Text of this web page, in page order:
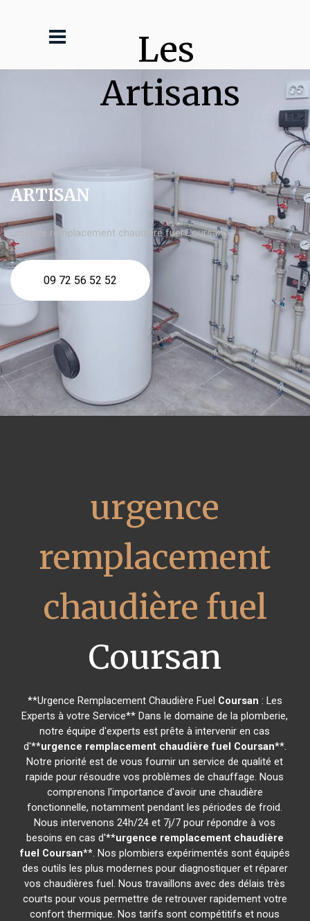
Les
Artisans
ARTISAN
urgence remplacement chaudière fuel Coursan
09 72 56 52 52
urgence
remplacement
chaudière fuel
Coursan
**Urgence Remplacement Chaudière Fuel Coursan : Les
Experts à votre Service** Dans le domaine de la plomberie,
notre équipe d'experts est prête à intervenir en cas
d'**urgence remplacement chaudière fuel Coursan**.
Notre priorité est de vous fournir un service de qualité et
rapide pour résoudre vos problèmes de chauffage. Nous
comprenons l'importance d'avoir une chaudière
fonctionnelle, notamment pendant les périodes de froid.
Nous intervenons 24h/24 et 7j/7 pour répondre à vos
besoins en cas d'**urgence remplacement chaudière
fuel Coursan**. Nos plombiers expérimentés sont équipés
des outils les plus modernes pour diagnostiquer et réparer
vos chaudières fuel. Nous travaillons avec des délais très
courts pour vous permettre de retrouver rapidement votre
confort thermique. Nos tarifs sont compétitifs et nous